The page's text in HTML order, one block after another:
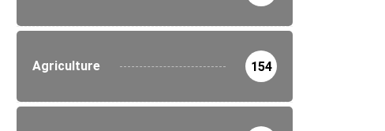
Agriculture 154